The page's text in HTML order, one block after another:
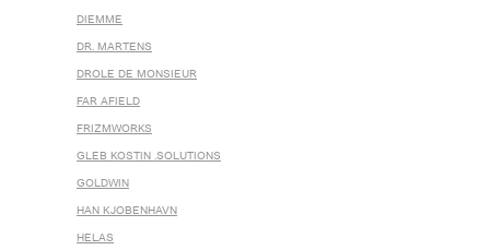
DIEMME
DR. MARTENS
DROLE DE MONSIEUR
FAR AFIELD
FRIZMWORKS
GLEB KOSTIN .SOLUTIONS
GOLDWIN
HAN KJOBENHAVN
HELAS